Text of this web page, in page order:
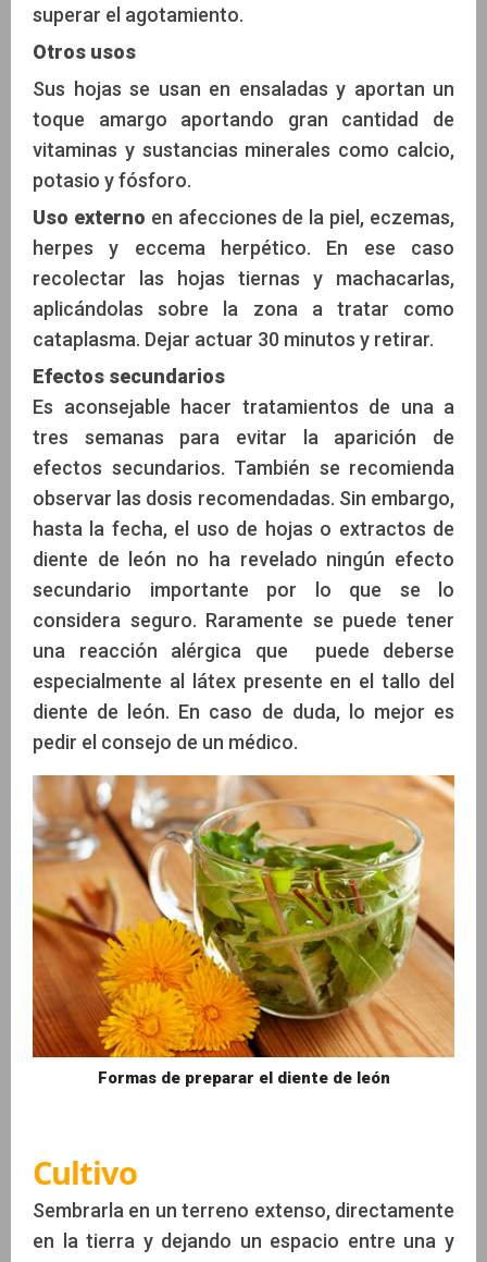
superar el agotamiento.
Otros usos
Sus hojas se usan en ensaladas y aportan un
toque amargo aportando gran cantidad de
vitaminas y sustancias minerales como calcio,
potasio y fósforo.
Uso externo en afecciones de la piel, eczemas,
herpes y eccema herpético. En ese caso
recolectar las hojas tiernas y machacarlas,
aplicándolas sobre la zona a tratar como
cataplasma. Dejar actuar 30 minutos y retirar.
Efectos secundarios
Es aconsejable hacer tratamientos de una a
tres semanas para evitar la aparición de
efectos secundarios. También se recomienda
observar las dosis recomendadas. Sin embargo,
hasta la fecha, el uso de hojas o extractos de
diente de león no ha revelado ningún efecto
secundario importante por lo que se lo
considera seguro. Raramente se puede tener
una reacción alérgica que puede deberse
especialmente al látex presente en el tallo del
diente de león. En caso de duda, lo mejor es
pedir el consejo de un médico.
Formas de preparar el diente de león
Cultivo
Sembrarla en un terreno extenso, directamente
en la tierra y dejando un espacio entre una y